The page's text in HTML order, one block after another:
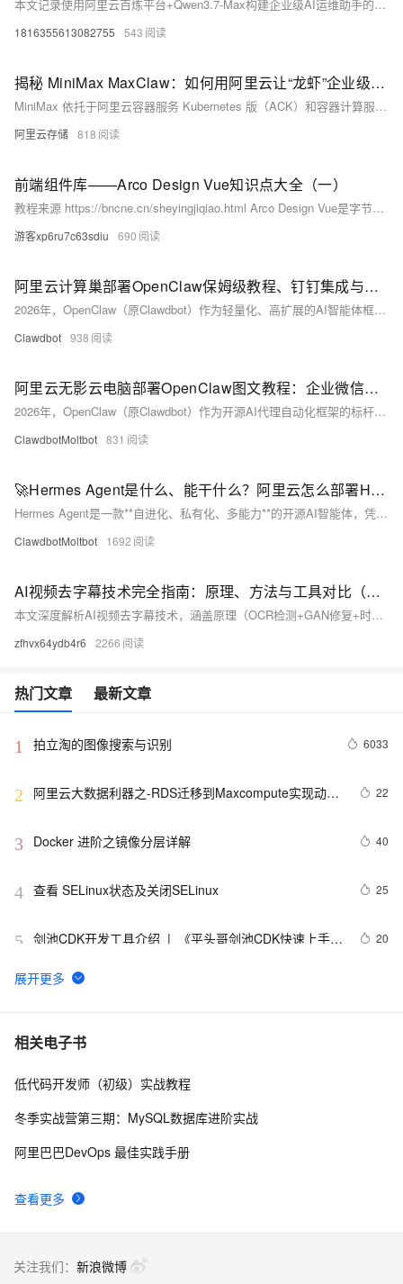
本文记录使用阿里云百炼平台+Qwen3.7-Max构建企业级AI运维助手的全过程：依托其原生Function Calling、128K上下文与多工具并行调用能力，实现稳定、合规、低成本的Agent落地，含完整代码、踩坑解析与成本实测。
1816355613082755 543
揭秘 MiniMax MaxClaw：如何用阿里云让“龙虾”企业级大规模落地
MiniMax 依托于阿里云容器服务 Kubernetes 版（ACK）和容器计算服务（ACS）提供的 ACS Agent Sandbox，为其最新发布的企业级平台 MaxClaw 构建了一套端到端的云原生 Agent 基础设施。
阿里云存储 818
前端组件库——Arco Design Vue知识点大全（一）
教程来源 https://bncne.cn/sheyingjiqiao.html Arco Design Vue是字节跳动开源的企业级Vue 3设计系统，源于抖音等亿级应用实践。聚焦设计一致性、开发提效与多端适配，具备60+高质量组件、全TypeScript支持、极致性能及可视化主题定制能力，已成为Vue 3生态中增长迅速的现代化UI解决方案。
游客xp6ru7c63sdiu 690
阿里云计算巢部署OpenClaw保姆级教程、钉钉集成与千问Qwen3.6-Plus全配置指南
2026年，OpenClaw（原Clawdbot）作为轻量化、高扩展的AI智能体框架，凭借极简部署、多平台兼容与强大的工具调用能力，成为个人与团队搭建专属AI助理的首选方案。对于零基础用户，**阿里云计算巢**提供了官方认证的一键部署模板，无需手动配置环境、安装依赖，即可实现分钟级上线；同时搭配**阿里云轻量服务器**命令行部署方案，形成“可视化零代码+命令行高效”双路径，全面覆盖新手需求。
Clawdbot 938
阿里云无影云电脑部署OpenClaw图文教程：企业微信集成+千问Qwen3.6-Plus配置+常见问题解答
2026年，OpenClaw（原Clawdbot）作为开源AI代理自动化框架的标杆产品，凭借数据安全可控、跨平台兼容、大模型生态完善、企业级协作适配的核心优势，成为团队搭建专属智能助手的首选方案。阿里云无影云电脑以桌面化操作、弹性算力、即开即用、安全稳定的特性，为OpenClaw提供了零门槛部署环境，无需掌握复杂Linux命令，图形化界面即可完成全流程配置，完美适配企业办公场景。同时，OpenClaw原生支持企业微信深度集成，让团队成员可通过企业微信随时随地与AI助手协作，配合阿里云千问Qwen3.6-Plus高性能大模型，实现智能对话、代码生成、任务自动化、文档处理、会议纪要等全场景企业级能
ClawdbotMoltbot 831
🚀Hermes Agent是什么、能干什么？阿里云怎么部署Hermes Agent图文指南
Hermes Agent是一款**自进化、私有化、多能力**的开源AI智能体，凭借持久记忆、技能沉淀、多平台接入的核心优势，成为个人与企业搭建专属AI助手的优选。阿里云提供轻量应用服务器、计算巢、ECS三种部署方案，新手可通过一键部署10分钟上线，进阶用户可自定义配置，满足不同场景需求。部署后可实现个人效率提升、开发运维自动化、团队协作辅助等功能，搭配阿里云百炼大模型，打造低成本、高可控的AI智能体服务。
ClawdbotMoltbot 1692
AI视频去字幕技术完全指南：原理、方法与工具对比（2026版）
本文深度解析AI视频去字幕技术，涵盖原理（OCR检测+GAN修复+时序一致性）、主流工具横评、分步实操教程及短视频、教育、影视等六大行业应用。适合创作者、自媒体人与技术爱好者，20分钟掌握高效去字幕方法。
zfhvx64ydb4r6 2266
热门文章 最新文章
1 拍立淘的图像搜索与识别 6033
2
阿里云大数据利器之-RDS迁移到Maxcompute实现动态
22
3 Docker 进阶之镜像分层详解 40
4 查看 SELinux状态及关闭SELinux 25
5 剑池CDK开发工具介绍  |  《平头哥剑池CDK快速上手指
20
6 WebAssembly 在 MOSN 中的实践 - 基础框架篇
7 userdel使用说明
8 自己看系统的“系统还原”
相关电子书
查看更多
低代码开发师（初级）实战教程
冬季实战营第三期：MySQL数据库进阶实战
阿里巴巴DevOps 最佳实践手册
关注我们： 新浪微博